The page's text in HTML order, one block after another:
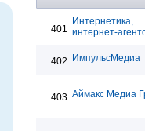
401
Интернетика,
интернет-
402 ИмпульсМедиа
403 Аймакс Медиа